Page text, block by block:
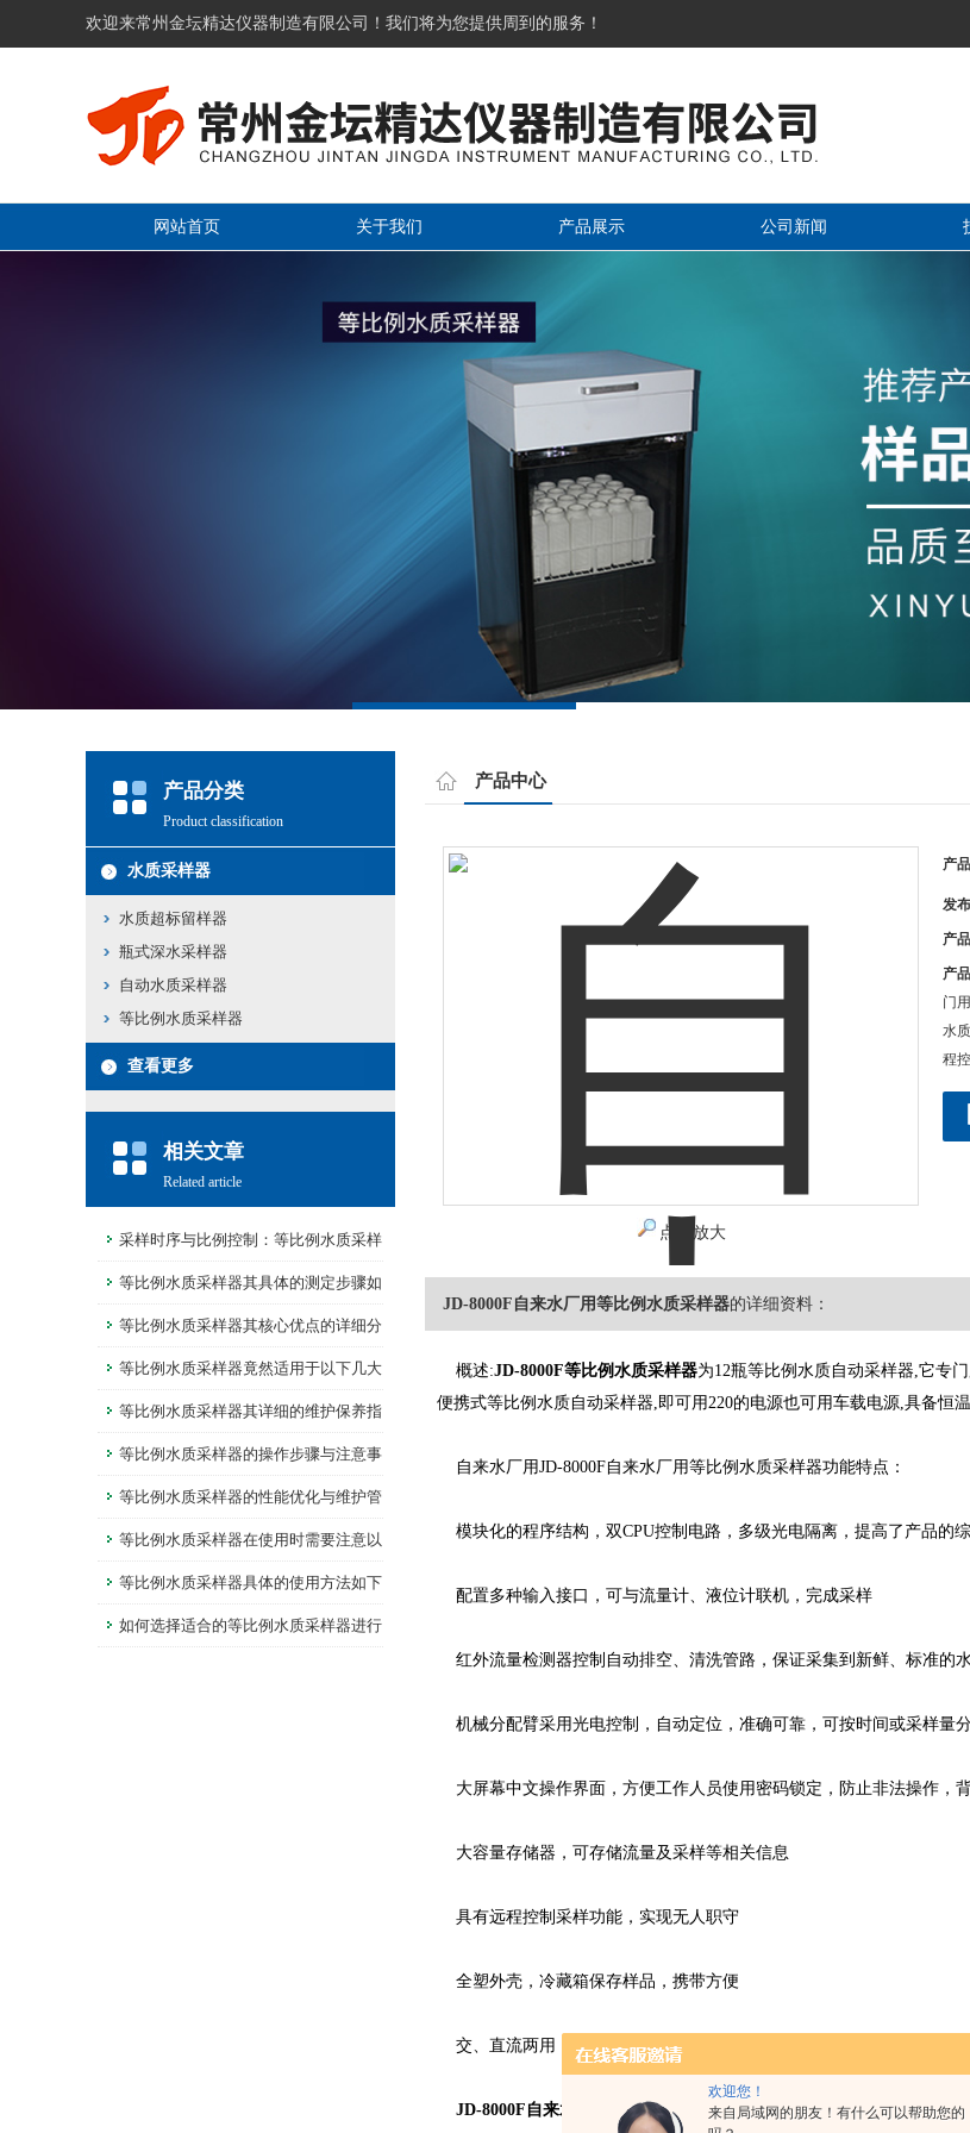
欢迎您！
来自局域网的朋友！有什么可以帮助您的
欢迎来常州金坛精达仪器制造有限公司！我们将为您提供周到的服务！
网站首页 关于我们 产品展示 公司新闻
产品分类
Product classification
水质采样器
水质超标留样器
瓶式深水采样器
自动水质采样器
等比例水质采样器
查看更多
相关文章
Related article
采样时序与比例控制：等比例水质采样
器的核心技术解析
等比例水质采样器其具体的测定步骤如
下 等比例水质采样器其核心优点的详细分
析 等比例水质采样器竟然适用于以下几大
领域！
等比例水质采样器其详细的维护保养指
南如下
等比例水质采样器的操作步骤与注意事
项 等比例水质采样器的性能优化与维护管
理介绍
等比例水质采样器在使用时需要注意以
下事项
等比例水质采样器具体的使用方法如下
如何选择适合的等比例水质采样器进行
产品中心
点击放大
产
发
产
产
门
水
程
JD-8000F自来水厂用等比例水质采样器的详细资料：
概述:JD-8000F等比例水质采样器为12瓶等比例水质自动采样器,它专
便携式等比例水质自动采样器,即可用220的电源也可用车载电源,具备恒
自来水厂用JD-8000F自来水厂用等比例水质采样器功能特点：
模块化的程序结构，双CPU控制电路，多级光电隔离，提高了产品的
配置多种输入接口，可与流量计、液位计联机，完成采样
红外流量检测器控制自动排空、清洗管路，保证采集到新鲜、标准的
机械分配臂采用光电控制，自动定位，准确可靠，可按时间或采样量
大屏幕中文操作界面，方便工作人员使用密码锁定，防止非法操作，
大容量存储器，可存储流量及采样等相关信息
具有远程控制采样功能，实现无人职守
全塑外壳，冷藏箱保存样品，携带方便
交、直流两用，内置可充电电池(8小时)，满足2000次以上的采样量，
JD-8000F自来水厂用等比例水质采样器技术参数：